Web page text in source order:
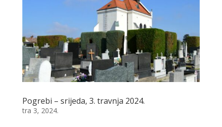
Pogrebi – srijeda, 3. travnja 2024.
tra 3, 2024.